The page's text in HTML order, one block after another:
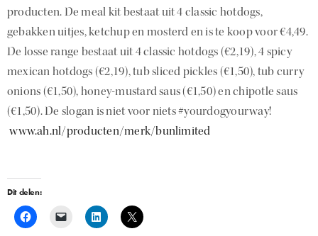
producten. De meal kit bestaat uit 4 classic hotdogs,
gebakken uitjes, ketchup en mosterd en is te koop voor €4,49.
De losse range bestaat uit 4 classic hotdogs (€2,19), 4 spicy
mexican hotdogs (€2,19), tub sliced pickles (€1,50), tub curry
onions (€1,50), honey-mustard saus (€1,50) en chipotle saus
(€1,50). De slogan is niet voor niets #yourdogyourway!
www.ah.nl/producten/merk/bunlimited
Dit delen: